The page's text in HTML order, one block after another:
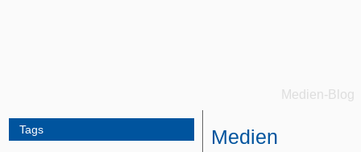
Medien-Blog
Tags Medien